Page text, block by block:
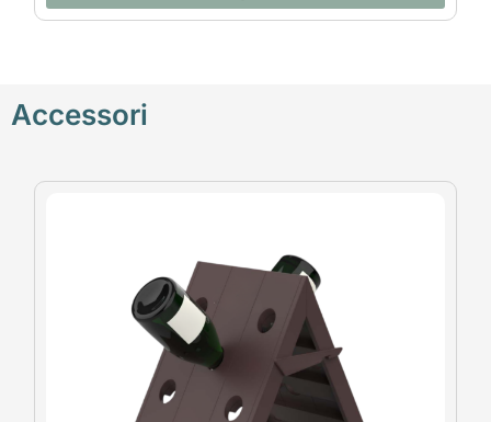
Accessori